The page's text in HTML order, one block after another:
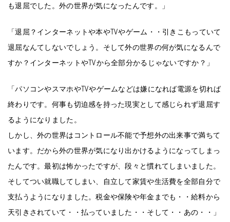
も退屈でした。外の世界が気になったんです。」
「退屈？インターネットや本やTVやゲーム・・引きこもっていて
退屈なんてしないでしょう。そして外の世界の何が気になるんで
すか？インターネットやTVから全部分かるじゃないですか？」
「パソコンやスマホやTVやゲームなどは嫌になれば電源を切れば
終わりです。何事も切迫感を持った現実として感じられず退屈す
るようになりました。
しかし、外の世界はコントロール不能で予想外の出来事で満ちて
います。だから外の世界が気になり出かけるようになってしまっ
たんです。最初は怖かったですが、段々と慣れてしまいました。
そしてつい就職してしまい、自立して家賃や生活費を全部自分で
支払うようになりました。税金や保険や年金までも・・給料から
天引きされていて・・払っていました・・そして・・あの・・」